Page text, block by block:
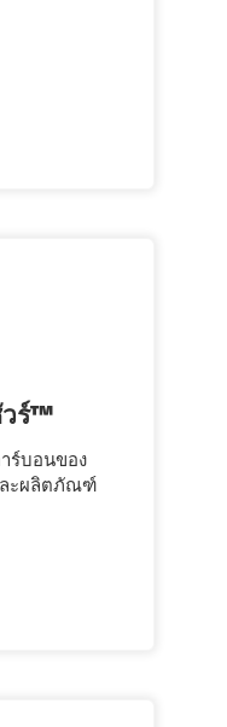
ร์™
ร์บอนของ
ะผลิตภัณฑ์